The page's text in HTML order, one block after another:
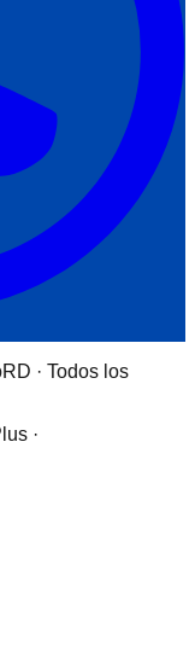
· Todos los
·